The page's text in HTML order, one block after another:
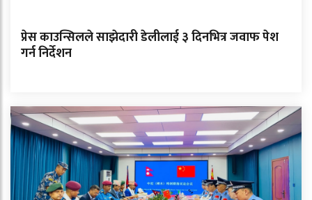
प्रेस काउन्सिलले साझेदारी डेलीलाई ३ दिनभित्र जवाफ पेश
गर्न निर्देशन